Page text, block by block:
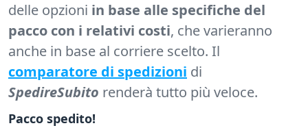
delle opzioni in base alle specifiche del
pacco con i relativi costi, che varieranno
anche in base al corriere scelto. Il
comparatore di spedizioni di
SpedireSubito renderà tutto più veloce.
Pacco spedito!